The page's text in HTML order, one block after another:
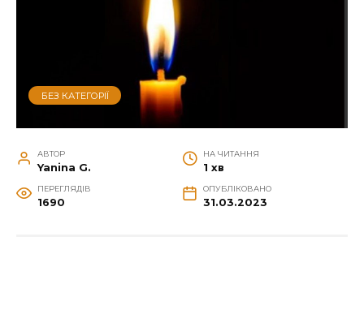
БЕЗ КАТЕГОРІЇ
АВТОР
Yanina G.
НА ЧИТАННЯ
1 хв
ПЕРЕГЛЯДІВ
1690
ОПУБЛІКОВАНО
31.03.2023